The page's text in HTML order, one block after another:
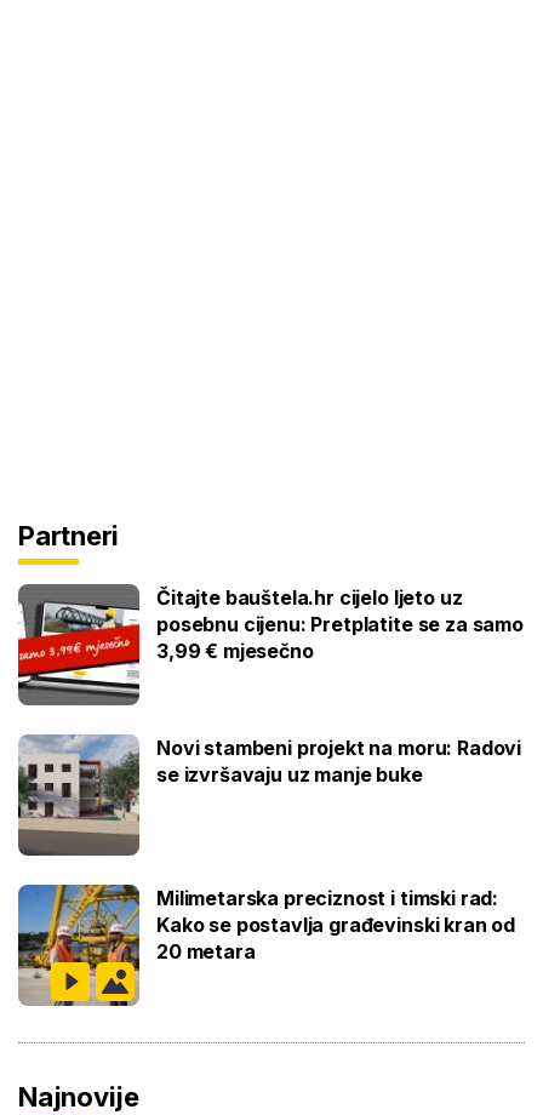
Partneri
Čitajte bauštela.hr cijelo ljeto uz
posebnu cijenu: Pretplatite se za samo
3,99 € mjesečno
Novi stambeni projekt na moru: Radovi
se izvršavaju uz manje buke
Milimetarska preciznost i timski rad:
Kako se postavlja građevinski kran od
20 metara
Najnovije